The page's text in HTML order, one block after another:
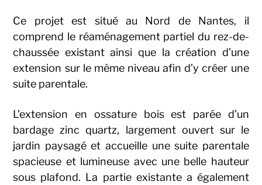
Ce projet est situé au Nord de Nantes, il
comprend le réaménagement partiel du rez-de-
chaussée existant ainsi que la création d’une
extension sur le même niveau afin d’y créer une
suite parentale.
L’extension en ossature bois est parée d’un
bardage zinc quartz, largement ouvert sur le
jardin paysagé et accueille une suite parentale
spacieuse et lumineuse avec une belle hauteur
sous plafond. La partie existante a également